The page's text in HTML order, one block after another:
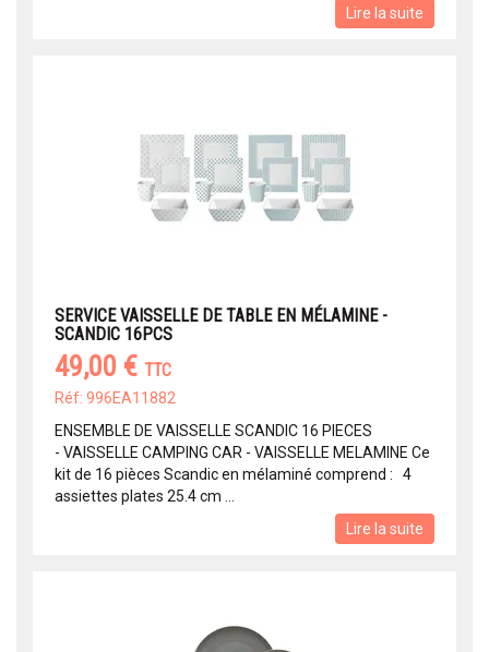
Lire la suite
SERVICE VAISSELLE DE TABLE EN MÉLAMINE -
SCANDIC 16PCS
49,00 € TTC
Réf: 996EA11882
ENSEMBLE DE VAISSELLE SCANDIC 16 PIECES
- VAISSELLE CAMPING CAR - VAISSELLE MELAMINE Ce
kit de 16 pièces Scandic en mélaminé comprend : 4
assiettes plates 25.4 cm ...
Lire la suite